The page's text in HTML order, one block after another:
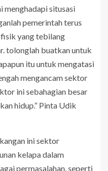
situsasi
pemerintah terus
yang tebilang
tolonglah buatkan untuk
itu untuk mengatasi
mengancam sektor
ini sebahagian besar
hidup.” Pinta Udik
ini sektor
kelapa dalam
permasalahan. seperti